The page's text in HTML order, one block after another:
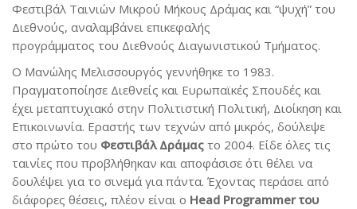
Φεστιβάλ Tαινιών Μικρού Μήκους Δράμας και “ψυχή” του
Διεθνούς, αναλαμβάνει επικεφαλής
προγράμματος του Διεθνούς Διαγωνιστικού Τμήματος.
Ο Μανώλης Μελισσουργός γεννήθηκε το 1983.
Πραγματοποίησε Διεθνείς και Ευρωπαϊκές Σπουδές και
έχει μεταπτυχιακό στην Πολιτιστική Πολιτική, Διοίκηση και
Επικοινωνία. Εραστής των τεχνών από μικρός, δούλεψε
στο πρώτο του Φεστιβάλ Δράμας το 2004. Είδε όλες τις
ταινίες που προβλήθηκαν και αποφάσισε ότι θέλει να
δουλέψει για το σινεμά για πάντα. Έχοντας περάσει από
διάφορες θέσεις, πλέον είναι ο Head Programmer του